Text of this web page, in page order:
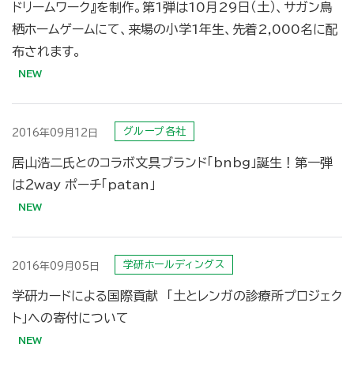
ドリームワーク』を制作。第1弾は10月29日（土）、サガン鳥
栖ホームゲームにて、来場の小学1年生、先着2,000名に配
布されます。
2016年09月12日 グループ各社
居山浩二氏とのコラボ文具ブランド「bnbg」誕生！第一弾
は２way ポーチ「patan」
2016年09月05日 学研ホールディングス
学研カードによる国際貢献 「土とレンガの診療所プロジェク
ト」への寄付について